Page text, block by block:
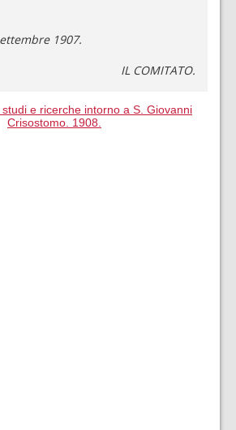
1907.
IL COMITATO.
e ricerche intorno a S. Giovanni
Crisostomo. 1908.